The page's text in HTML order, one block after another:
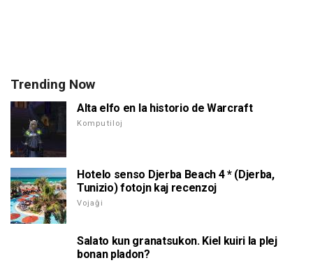
Trending Now
Alta elfo en la historio de Warcraft
Komputiloj
Hotelo senso Djerba Beach 4 * (Djerba,
Tunizio) fotojn kaj recenzoj
Vojaĝi
Salato kun granatsukon. Kiel kuiri la plej
bonan pladon?